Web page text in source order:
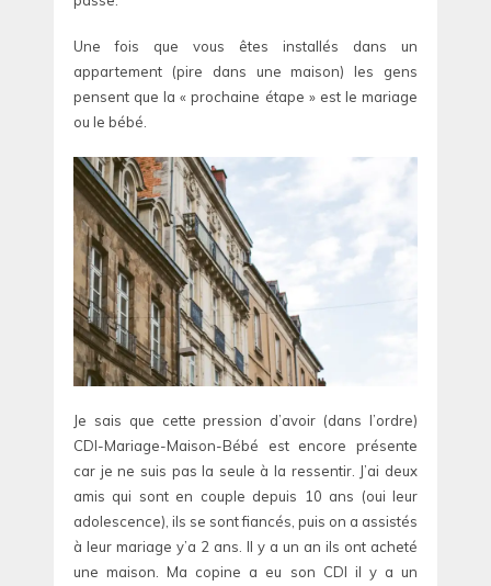
Une fois que vous êtes installés dans un
appartement (pire dans une maison) les gens
pensent que la « prochaine étape » est le mariage
ou le bébé.
Je sais que cette pression d’avoir (dans l’ordre)
CDI-Mariage-Maison-Bébé est encore présente
car je ne suis pas la seule à la ressentir. J’ai deux
amis qui sont en couple depuis 10 ans (oui leur
adolescence), ils se sont fiancés, puis on a assistés
à leur mariage y’a 2 ans. Il y a un an ils ont acheté
une maison. Ma copine a eu son CDI il y a un